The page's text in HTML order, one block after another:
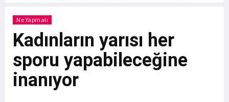
Ne Yapmalı
Kadınların yarısı her
sporu yapabileceğine
inanıyor